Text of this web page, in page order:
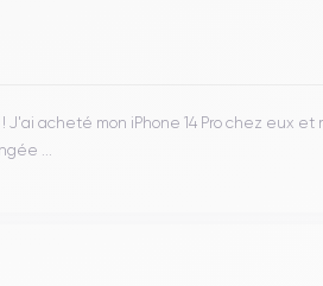
acheté mon iPhone 14 Pro chez eux et
...